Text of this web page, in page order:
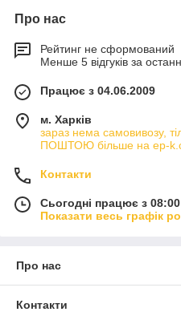
Про нас
Рейтинг не сформований
Менше 5 відгуків за
Працює з 04.06.2009
м. Харків
зараз нема самовивозу,
ПОШТОЮ більше на ep-
Контакти
Сьогодні працює з
Показати весь графік
Про нас
Контакти